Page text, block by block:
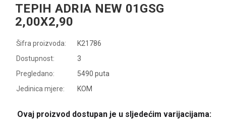
TEPIH ADRIA NEW 01GSG
2,00X2,90
Šifra proizvoda:
K21786
Dostupnost:
3
Pregledano:
5490 puta
Jedinica mjere:
KOM
Ovaj proizvod dostupan je u sljedećim varijacijama: